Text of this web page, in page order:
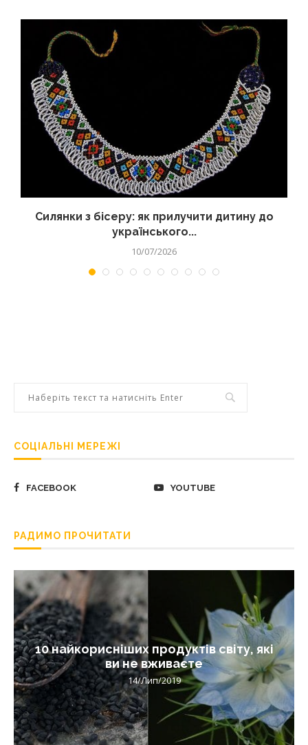
Силянки з бісеру: як прилучити дитину до
українського...
10/07/2026
СОЦІАЛЬНІ МЕРЕЖІ
FACEBOOK YOUTUBE
РАДИМО ПРОЧИТАТИ
10 найкорисніших продуктів світу, які
ви не вживаєте
14/Лип/2019